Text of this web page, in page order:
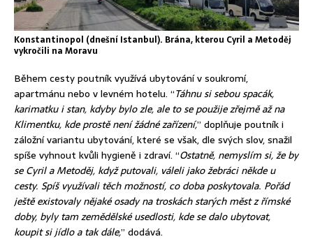
Konstantinopol (dnešní Istanbul). Brána, kterou Cyril a Metoděj
vykročili na Moravu
Během cesty poutník využívá ubytování v soukromí,
apartmánu nebo v levném hotelu. “Táhnu si sebou spacák,
karimatku i stan, kdyby bylo zle, ale to se použije zřejmě až na
Klimentku, kde prostě není žádné zařízení,” doplňuje poutník i
záložní variantu ubytování, které se však, dle svých slov, snažil
spíše vyhnout kvůli hygieně i zdraví. “Ostatně, nemyslím si, že by
se Cyril a Metoděj, když putovali, váleli jako žebráci někde u
cesty. Spíš využívali těch možností, co doba poskytovala. Pořád
ještě existovaly nějaké osady na troskách starých měst z římské
doby, byly tam zemědělské usedlosti, kde se dalo ubytovat,
koupit si jídlo a tak dále,” dodává.